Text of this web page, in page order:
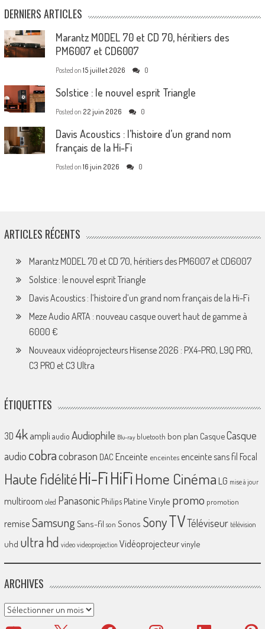
DERNIERS ARTICLES
Marantz MODEL 70 et CD 70, héritiers des
PM6007 et CD6007
Posted on 15 juillet 2026 0
Solstice : le nouvel esprit Triangle
Posted on 22 juin 2026 0
Davis Acoustics : l’histoire d’un grand nom
français de la Hi-Fi
Posted on 16 juin 2026 0
ARTICLES RÉCENTS
Marantz MODEL 70 et CD 70, héritiers des PM6007 et CD6007
Solstice : le nouvel esprit Triangle
Davis Acoustics : l’histoire d’un grand nom français de la Hi-Fi
Meze Audio ARTA : nouveau casque ouvert haut de gamme à
6000 €
Nouveaux vidéoprojecteurs Hisense 2026 : PX4-PRO, L9Q PRO,
C3 PRO et C3 Ultra
ÉTIQUETTES
3D 4k ampliaudio Audiophile Blu-ray bluetooth bon plan CasqueCasque
audio cobracobrason DAC Enceinte enceintes enceinte sans fil Focal
Haute fidélitéHi-FiHiFiHome Cinéma LG mise à jour
multiroom oled Panasonic Philips Platine Vinyle promo promotion
remiseSamsungSans-fil son Sonos SonyTVTéléviseur télévision
uhd ultra hd video videoprojection Vidéoprojecteurvinyle
ARCHIVES
Archives